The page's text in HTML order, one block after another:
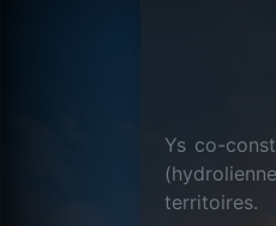
Ys co-
territoires.